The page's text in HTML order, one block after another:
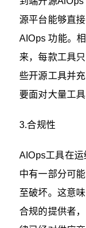
源平台能够直
AIOps 功能。
来，每款工具
些开源工具并
要面对大量工
3.合规性
AIOps工具在
中有一部分可
至破坏。这意
合规的提供者